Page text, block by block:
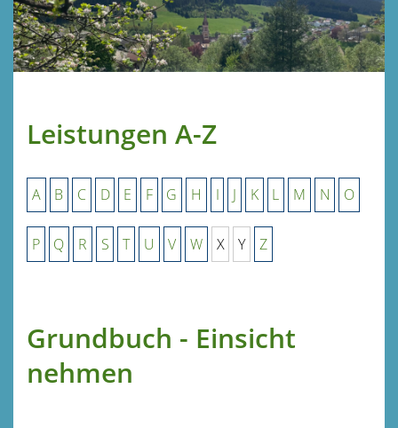
Leistungen A-Z
A B C D E F G H I J K L M N O
P Q R S T U V W X Y Z
Grundbuch - Einsicht
nehmen